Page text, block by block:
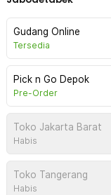
Gudang Online
Tersedia
Pick n Go Depok
Pre-Order
Toko Jakarta Barat
Habis
Toko Tangerang
Habis